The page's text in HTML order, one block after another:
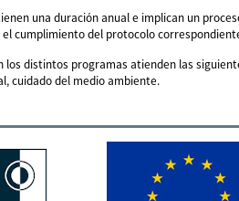
una duración anual e implican un
cumplimiento del protocolo
los distintos programas atienden las
cuidado del medio ambiente.